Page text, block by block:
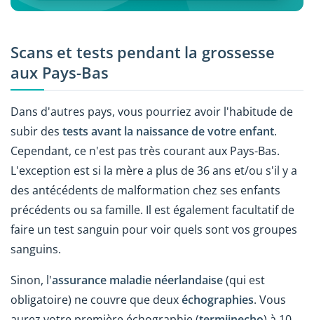
Scans et tests pendant la grossesse
aux Pays-Bas
Dans d'autres pays, vous pourriez avoir l'habitude de
subir des tests avant la naissance de votre enfant.
Cependant, ce n'est pas très courant aux Pays-Bas.
L'exception est si la mère a plus de 36 ans et/ou s'il y a
des antécédents de malformation chez ses enfants
précédents ou sa famille. Il est également facultatif de
faire un test sanguin pour voir quels sont vos groupes
sanguins.
Sinon, l'assurance maladie néerlandaise(qui est
obligatoire) ne couvre que deuxéchographies. Vous